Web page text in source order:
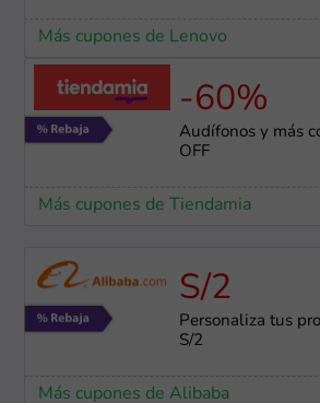
Más cupones de Lenovo
-60%
Audífonos y más
OFF
Más cupones de Tiendamia
S/2
Personaliza tus
S/2
Más cupones de Alibaba